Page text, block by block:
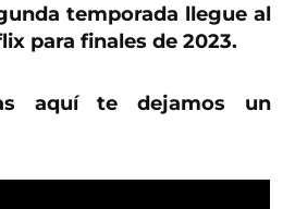
temporada llegue al
para finales de 2023.
aquí te dejamos un